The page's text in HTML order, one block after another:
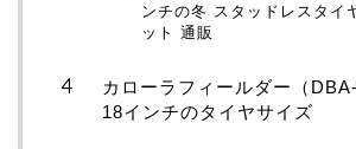
ンチの冬 スタッドレスタイ
ット 通販
カローラフィールダー（
18インチのタイヤサイズ